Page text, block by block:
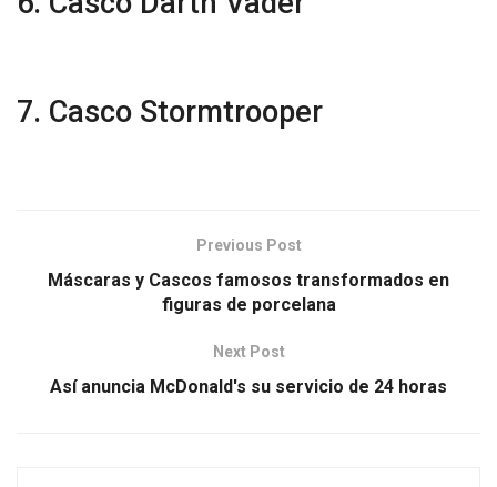
7. Casco Stormtrooper
Previous Post
Máscaras y Cascos famosos transformados en
figuras de porcelana
Next Post
Así anuncia McDonald's su servicio de 24 horas